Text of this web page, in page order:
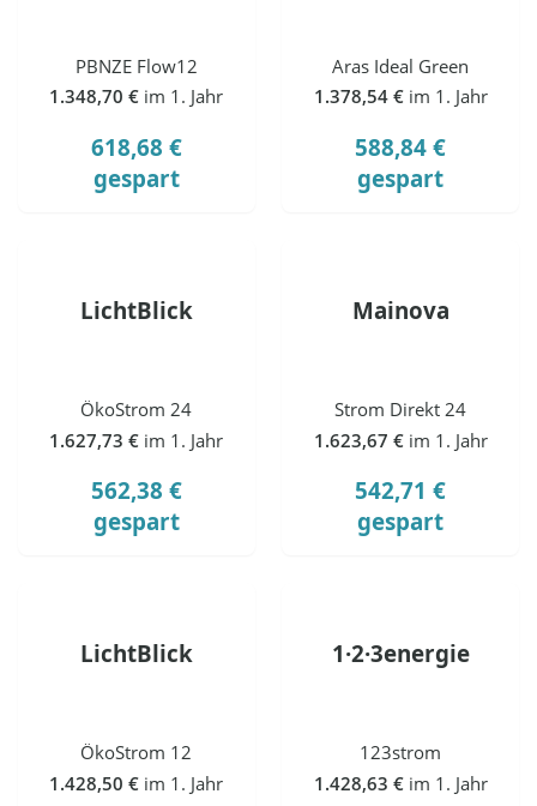
PBNZE Flow12
1.348,70 € im 1. Jahr
618,68 €
gespart
Aras Ideal Green
1.378,54 € im 1. Jahr
588,84 €
gespart
LichtBlick
ÖkoStrom 24
1.627,73 € im 1. Jahr
562,38 €
gespart
Mainova
Strom Direkt 24
1.623,67 € im 1. Jahr
542,71 €
gespart
LichtBlick
ÖkoStrom 12
1.428,50 € im 1. Jahr
1·2·3energie
123strom
1.428,63 € im 1. Jahr